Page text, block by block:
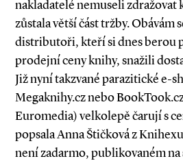
nakladatelé nemuseli zdražovat
zůstala větší část tržby. Obávám
distributoři, kteří si dnes berou
prodejní ceny knihy, snažili
Již nyní takzvané parazitické e­-
Megaknihy.cz nebo
Euromedia) velkolepě čarují s
popsala Anna Štičková z
není zadarmo, publikovaném na